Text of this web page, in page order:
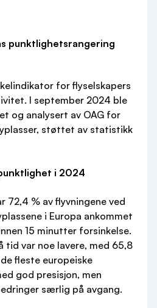
punktlighetsrangering
for flyselskapers
I september 2024 ble
og analysert av OAG for
støttet av statistikk
i 2024
72,4 % av flyvningene ved
i Europa ankommet
15 minutter forsinkelse.
tid var noe lavere, med 65,8
fleste europeiske
god presisjon, men
særlig på avgang.